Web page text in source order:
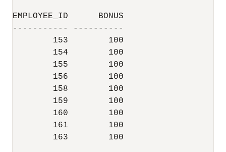
EMPLOYEE_ID      BONUS
----------- ----------
        153        100
        154        100
        155        100
        156        100
        158        100
        159        100
        160        100
        161        100
        163        100